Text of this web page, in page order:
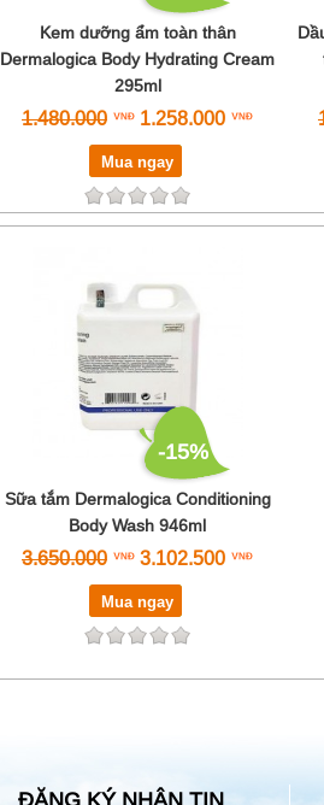
Kem dưỡng ẩm toàn thân
Dermalogica Body Hydrating Cream
295ml
1.480.000 1.258.000
Mua ngay
-15%
Sữa tắm Dermalogica Conditioning
Body Wash 946ml
3.650.000 3.102.500
Mua ngay
ĐĂNG KÝ NHẬN TIN